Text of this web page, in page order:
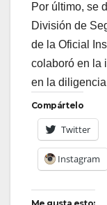
Por último, se
División de
de la Oficial
colaboró en la
en la
Compártelo
Twitter
Instagram